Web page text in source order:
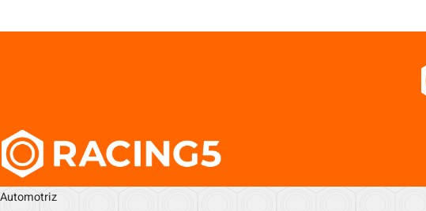
Automotriz